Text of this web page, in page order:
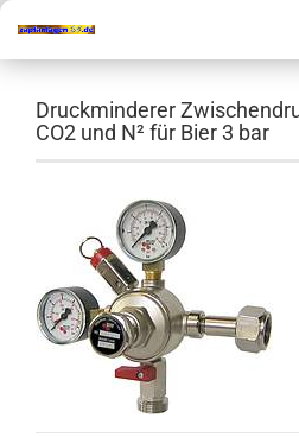
Druckminderer
CO2 und N² für Bier 3 bar